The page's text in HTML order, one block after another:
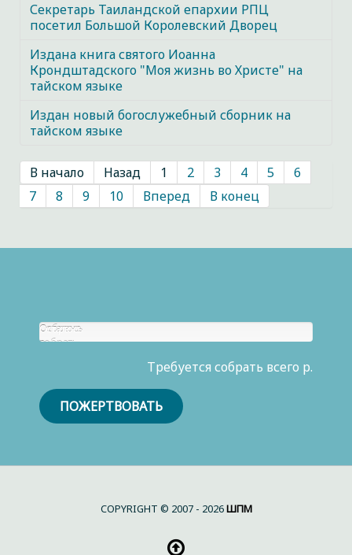
Секретарь Таиландской епархии РПЦ
посетил Большой Королевский Дворец
Издана книга святого Иоанна
Крондштадского "Моя жизнь во Христе" на
тайском языке
Издан новый богослужебный сборник на
тайском языке
В начало Назад 1 2 3 4 5
6
7
8 9 10 Вперед В конец
Собрано
р.
Осталось
собрать
Требуется собрать всего р.
ПОЖЕРТВОВАТЬ
COPYRIGHT © 2007 - 2026ШПМ